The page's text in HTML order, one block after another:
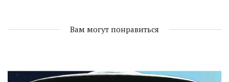
Вам могут понравиться